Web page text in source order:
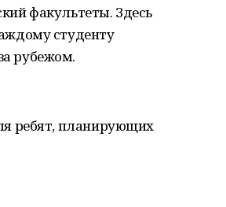
факультеты. Здесь
студенту
рубежом.
ребят, планирующих